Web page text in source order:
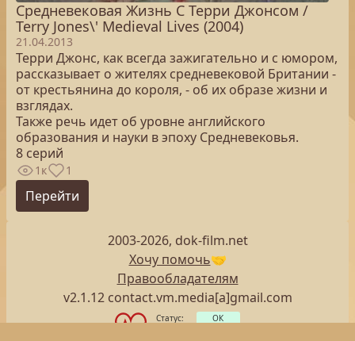
Средневековая Жизнь С Терри Джонсом /
Terry Jones\' Medieval Lives (2004)
21.04.2013
Терри Джонс, как всегда зажигательно и с юмором,
рассказывает о жителях средневековой Британии -
от крестьянина до короля, - об их образе жизни и
взглядах.
Также речь идет об уровне английского
образования и науки в эпоху Средневековья.
8 серий
1к 1
Перейти
2003-2026, dok-film.net
Хочу помочь🤝
Правообладателям
v2.1.12 contact.vm.media[a]gmail.com